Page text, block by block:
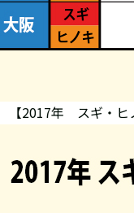
【2017年 スギ・ヒ